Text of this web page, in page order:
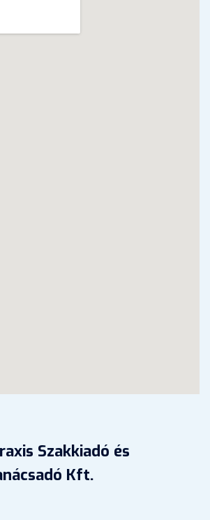
Szakkiadó és
Kft.